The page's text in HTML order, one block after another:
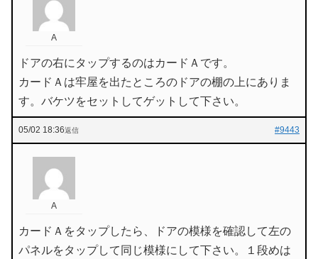
A
ドアの右にタップするのはカードＡです。
カードＡは牢屋を出たところのドアの棚の上にありま
す。バケツをセットしてゲットして下さい。
05/02 18:36 #9443
返信
A
カードＡをタップしたら、ドアの模様を確認して左の
パネルをタップして同じ模様にして下さい。１段めは